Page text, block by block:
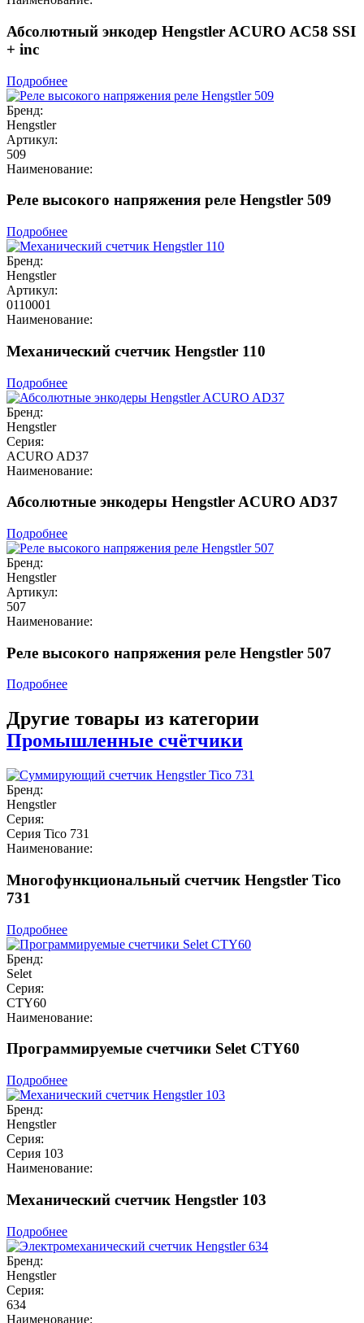
Абсолютный энкодер Hengstler ACURO AC58 SSI
+ inc
Подробнее
Бренд:
Hengstler
Артикул:
509
Наименование:
Реле высокого напряжения реле Hengstler 509
Подробнее
Бренд:
Hengstler
Артикул:
0110001
Наименование:
Механический счетчик Hengstler 110
Подробнее
Бренд:
Hengstler
Серия:
ACURO AD37
Наименование:
Абсолютные энкодеры Hengstler ACURO AD37
Подробнее
Бренд:
Hengstler
Артикул:
507
Наименование:
Реле высокого напряжения реле Hengstler 507
Подробнее
Другие товары из категории
Промышленные счётчики
Бренд:
Hengstler
Серия:
Серия Tico 731
Наименование:
Многофункциональный счетчик Hengstler Tico
731
Подробнее
Бренд:
Selet
Серия:
CTY60
Наименование:
Программируемые счетчики Selet CTY60
Подробнее
Бренд:
Hengstler
Серия:
Серия 103
Наименование:
Механический счетчик Hengstler 103
Подробнее
Бренд:
Hengstler
Серия:
634
Наименование: